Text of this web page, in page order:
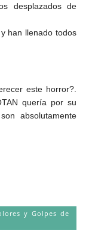
desplazados de
han llenado todos
este horror?.
quería por su
absolutamente
y Golpes de